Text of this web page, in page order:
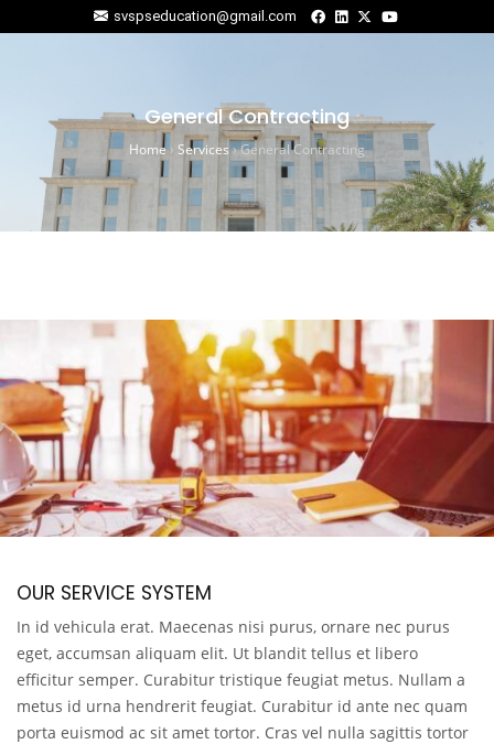
svspseducation@gmail.com
General Contracting
Home› Services›General Contracting
OUR SERVICE SYSTEM
In id vehicula erat. Maecenas nisi purus, ornare nec purus
eget, accumsan aliquam elit. Ut blandit tellus et libero
efficitur semper. Curabitur tristique feugiat metus. Nullam a
metus id urna hendrerit feugiat. Curabitur id ante nec quam
porta euismod ac sit amet tortor. Cras vel nulla sagittis tortor